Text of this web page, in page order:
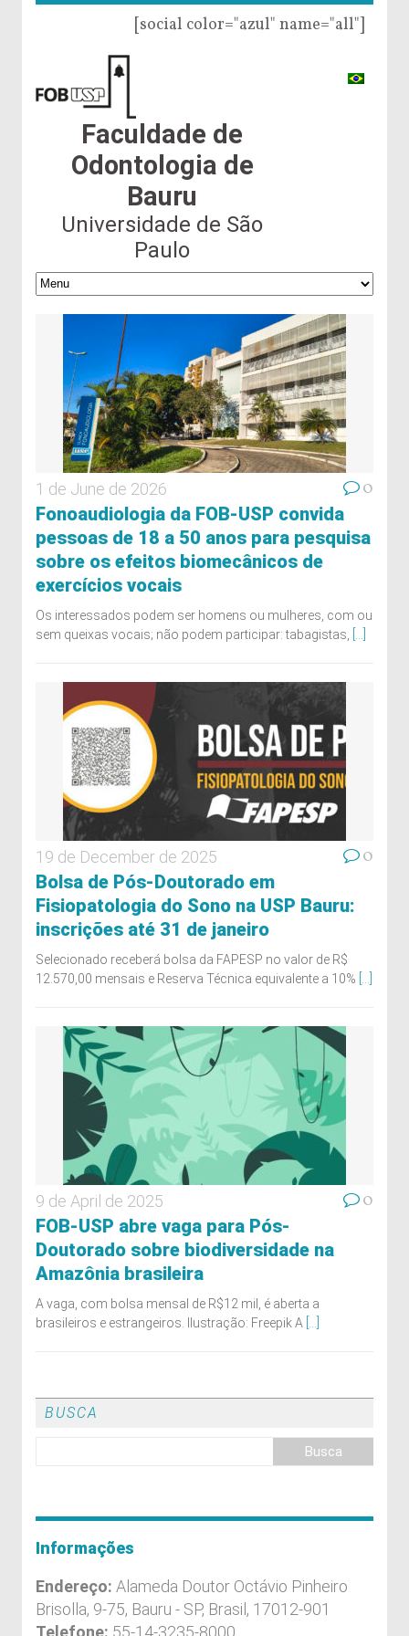
[social color="azul" name="all"]
Faculdade de
Odontologia de
Bauru
Universidade de São
Paulo
1 de June de 2026 0
Fonoaudiologia da FOB-USP convida
pessoas de 18 a 50 anos para pesquisa
sobre os efeitos biomecânicos de
exercícios vocais
Os interessados podem ser homens ou mulheres, com ou
sem queixas vocais; não podem participar: tabagistas,
19 de December de 2025 0
Bolsa de Pós-Doutorado em
Fisiopatologia do Sono na USP Bauru:
inscrições até 31 de janeiro
Selecionado receberá bolsa da FAPESP no valor de R$
12.570,00 mensais e Reserva Técnica equivalente a 10%
9 de April de 2025 0
FOB-USP abre vaga para Pós-
Doutorado sobre biodiversidade na
Amazônia brasileira
A vaga, com bolsa mensal de R$12 mil, é aberta a
brasileiros e estrangeiros. Ilustração: Freepik A
BUSCA
Informações
Endereço: Alameda Doutor Octávio Pinheiro
Brisolla, 9-75, Bauru - SP, Brasil, 17012-901